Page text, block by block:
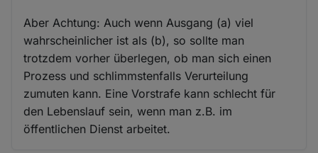
Aber Achtung: Auch wenn Ausgang (a) viel
wahrscheinlicher ist als (b), so sollte man
trotzdem vorher überlegen, ob man sich einen
Prozess und schlimmstenfalls Verurteilung
zumuten kann. Eine Vorstrafe kann schlecht für
den Lebenslauf sein, wenn man z.B. im
öffentlichen Dienst arbeitet.